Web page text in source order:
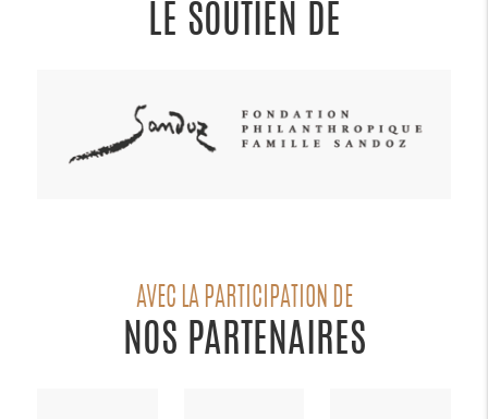
LE SOUTIEN DE
AVEC LA PARTICIPATION DE
NOS PARTENAIRES